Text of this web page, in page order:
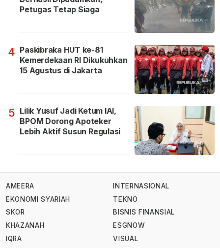
Petugas Tetap Siaga
4 Paskibraka HUT ke-81
Kemerdekaan RI Dikukuhkan
15 Agustus di Jakarta
5 Lilik Yusuf Jadi Ketum IAI,
BPOM Dorong Apoteker
Lebih Aktif Susun Regulasi
AMEERA
EKONOMI SYARIAH
SKOR
KHAZANAH
IQRA
INTERNASIONAL
TEKNO
BISNIS FINANSIAL
ESGNOW
VISUAL